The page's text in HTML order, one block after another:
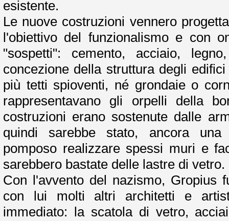
esistente.
Le nuove costruzioni vennero
l'obiettivo del funzionalismo e con
"sospetti": cemento, acciaio,
concezione della struttura degli
più tetti spioventi, né grondaie o
rappresentavano gli orpelli della
costruzioni erano sostenute dalle
quindi sarebbe stato, ancora una
pomposo realizzare spessi muri e
sarebbero bastate delle lastre di vetro.
Con l'avvento del nazismo, Gropius
con lui molti altri architetti e
immediato: la scatola di vetro,